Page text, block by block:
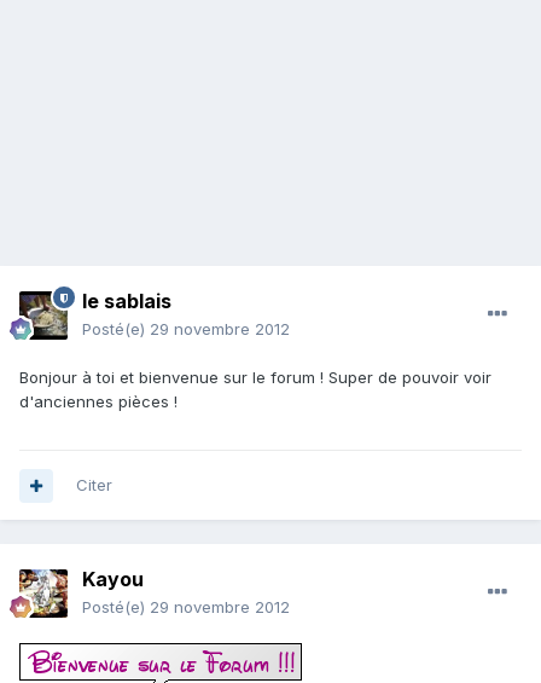
le sablais
Posté(e) 29 novembre 2012
Bonjour à toi et bienvenue sur le forum ! Super de pouvoir voir
d'anciennes pièces !
Citer
Kayou
Posté(e) 29 novembre 2012